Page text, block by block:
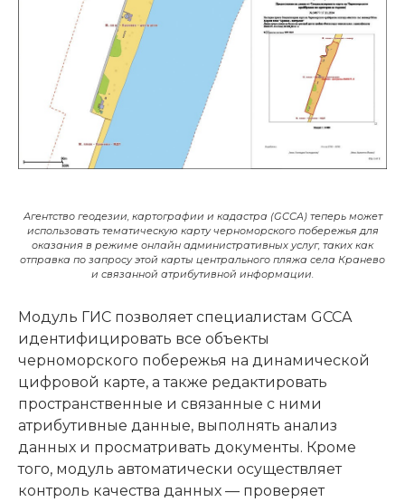
Агентство геодезии, картографии и кадастра (GCCA) теперь может
использовать тематическую карту черноморского побережья для
оказания в режиме онлайн административных услуг, таких как
отправка по запросу этой карты центрального пляжа села Кранево
и связанной атрибутивной информации.
Модуль ГИС позволяет специалистам GCCA
идентифицировать все объекты
черноморского побережья на динамической
цифровой карте, а также редактировать
пространственные и связанные с ними
атрибутивные данные, выполнять анализ
данных и просматривать документы. Кроме
того, модуль автоматически осуществляет
контроль качества данных — проверяет